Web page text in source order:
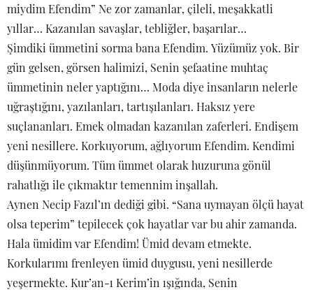
miydim Efendim” Ne zor zamanlar, çileli, meşakkatli
yıllar… Kazanılan savaşlar, tebliğler, başarılar…
Şimdiki ümmetini sorma bana Efendim. Yüzümüz yok. Bir
gün gelsen, görsen halimizi, Senin şefaatine muhtaç
ümmetinin neler yaptığını… Moda diye insanların nelerle
uğraştığını, yazılanları, tartışılanları. Haksız yere
suçlananları. Emek olmadan kazanılan zaferleri. Endişem
yeni nesillere. Korkuyorum, ağlıyorum Efendim. Kendimi
düşünmüyorum. Tüm ümmet olarak huzuruna gönül
rahatlığı ile çıkmaktır temennim inşallah.
Aynen Necip Fazıl’ın dediği gibi. “Sana uymayan ölçü hayat
olsa teperim” tepilecek çok hayatlar var bu ahir zamanda.
Hala ümidim var Efendim! Ümid devam etmekte.
Korkularımı frenleyen ümid duygusu, yeni nesillerde
yeşermekte. Kur’an-ı Kerim’in ışığında, Senin